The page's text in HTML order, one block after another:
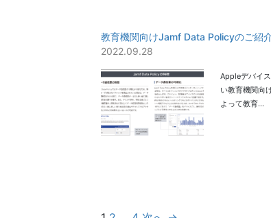
教育機関向けJamf Data Policyのご紹
2022.09.28
Appleデバイ
い教育機関向
よって教育…